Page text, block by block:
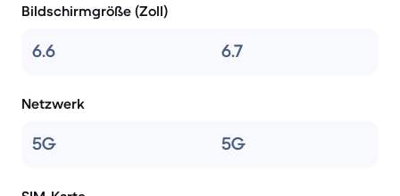
Bildschirmgröße (Zoll)
6.6 6.7
Netzwerk
5G 5G